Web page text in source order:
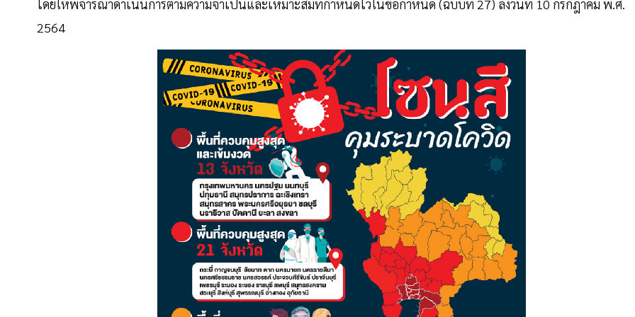
โดยให้พิจารณาดําเนินการตามความจําเป็นและเหมาะสมที่กําหนดไว้ในข้อกําหนด (ฉบับที่ 27) ลงวันที่ 10 กรกฎาคม พ.ศ.
2564